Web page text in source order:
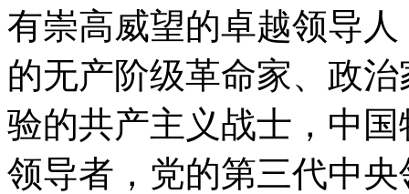
有崇高威望的卓越领导
的无产阶级革命家、政
验的共产主义战士，中
领导者，党的第三代中